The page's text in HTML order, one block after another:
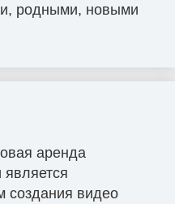
родными, новыми
аренда
является
создания видео